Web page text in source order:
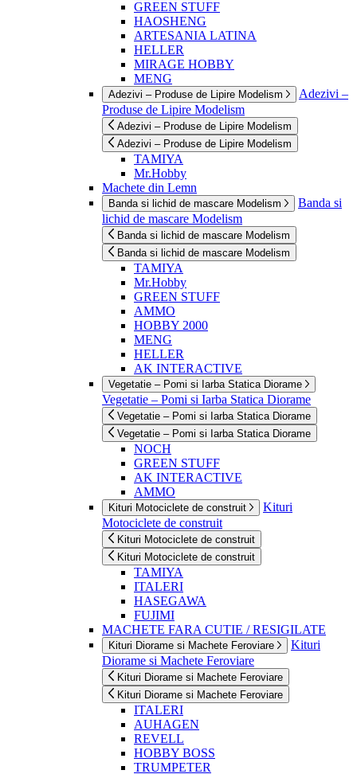
GREEN STUFF
HAOSHENG
ARTESANIA LATINA
HELLER
MIRAGE HOBBY
MENG
Adezivi – Produse de Lipire Modelism
Adezivi –
Produse de Lipire Modelism
Adezivi – Produse de Lipire Modelism
Adezivi – Produse de Lipire Modelism
TAMIYA
Mr.Hobby
Machete din Lemn
Banda si lichid de mascare Modelism
Banda si
lichid de mascare Modelism
Banda si lichid de mascare Modelism
Banda si lichid de mascare Modelism
TAMIYA
Mr.Hobby
GREEN STUFF
AMMO
HOBBY 2000
MENG
HELLER
AK INTERACTIVE
Vegetatie – Pomi si Iarba Statica Diorame
Vegetatie – Pomi si Iarba Statica Diorame
Vegetatie – Pomi si Iarba Statica Diorame
Vegetatie – Pomi si Iarba Statica Diorame
NOCH
GREEN STUFF
AK INTERACTIVE
AMMO
Kituri Motociclete de construit
Kituri
Motociclete de construit
Kituri Motociclete de construit
Kituri Motociclete de construit
TAMIYA
ITALERI
HASEGAWA
FUJIMI
MACHETE FARA CUTIE / RESIGILATE
Kituri Diorame si Machete Feroviare
Kituri
Diorame si Machete Feroviare
Kituri Diorame si Machete Feroviare
Kituri Diorame si Machete Feroviare
ITALERI
AUHAGEN
REVELL
HOBBY BOSS
TRUMPETER